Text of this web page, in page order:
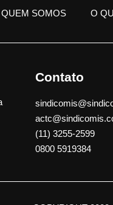
QUEM SOMOS O
Contato
(11) 3255-2599
0800 5919384